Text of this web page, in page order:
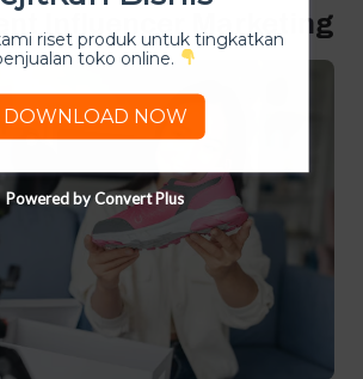
Influencer Marketing
riset produk untuk tingkatkan
toko online.
DOWNLOAD NOW
Powered by Convert Plus